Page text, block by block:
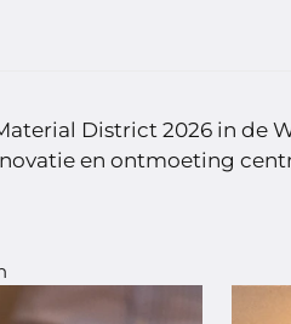
District 2026 in de
en ontmoeting